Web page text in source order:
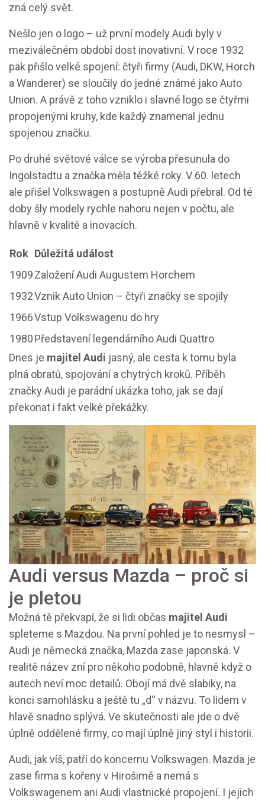
zná celý svět.
Nešlo jen o logo – už první modely Audi byly v
meziválečném období dost inovativní. V roce 1932
pak přišlo velké spojení: čtyři firmy (Audi, DKW, Horch
a Wanderer) se sloučily do jedné známé jako Auto
Union. A právě z toho vzniklo i slavné logo se čtyřmi
propojenými kruhy, kde každý znamenal jednu
spojenou značku.
Po druhé světové válce se výroba přesunula do
Ingolstadtu a značka měla těžké roky. V 60. letech
ale přišel Volkswagen a postupně Audi přebral. Od té
doby šly modely rychle nahoru nejen v počtu, ale
hlavně v kvalitě a inovacích.
Rok Důležitá událost
1909Založení Audi Augustem Horchem
1932Vznik Auto Union – čtyři značky se spojily
1966Vstup Volkswagenu do hry
1980Představení legendárního Audi Quattro
Dnes je majitel Audi jasný, ale cesta k tomu byla
plná obratů, spojování a chytrých kroků. Příběh
značky Audi je parádní ukázka toho, jak se dají
překonat i fakt velké překážky.
Audi versus Mazda – proč si
je pletou
Možná tě překvapí, že si lidi občas majitel Audi
spleteme s Mazdou. Na první pohled je to nesmysl –
Audi je německá značka, Mazda zase japonská. V
realitě název zní pro někoho podobně, hlavně když o
autech neví moc detailů. Obojí má dvě slabiky, na
konci samohlásku a ještě tu „d“ v názvu. To lidem v
hlavě snadno splývá. Ve skutečnosti ale jde o dvě
úplně oddělené firmy, co mají úplně jiný styl i historii.
Audi, jak víš, patří do koncernu Volkswagen. Mazda je
zase firma s kořeny v Hirošimě a nemá s
Volkswagenem ani Audi vlastnické propojení. I jejich